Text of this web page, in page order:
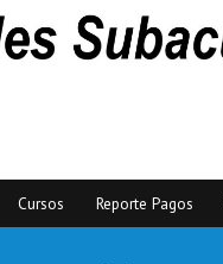
Cursos Reporte Pagos